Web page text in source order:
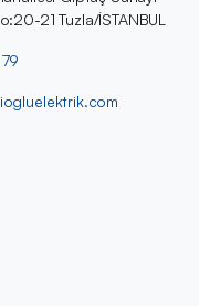
21 Tuzla/İSTANBUL